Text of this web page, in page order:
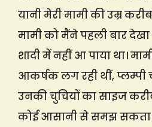
यानी मेरी मामी की उम्र
मामी को मैंने पहली बार
शादी में नहीं आ पाया था।
आकर्षक लग रही थीं, प्लम्पी
उनकी चुचियों का साइज
कोई आसानी से समझ सकता